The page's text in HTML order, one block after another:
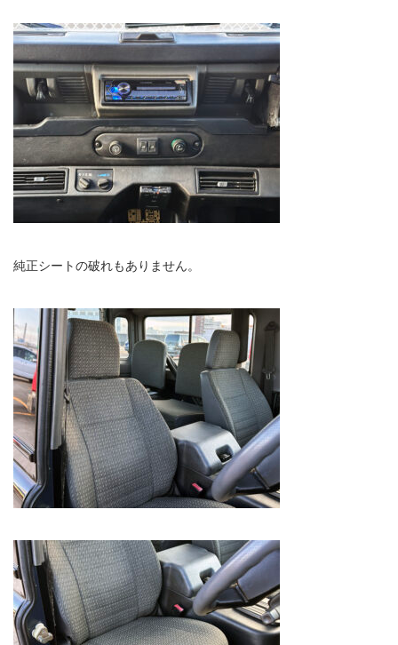
純正シートの破れもありません。